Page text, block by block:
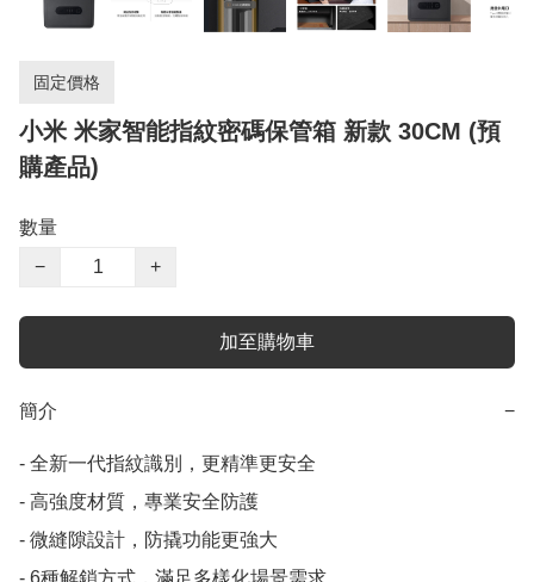
固定價格
小米 米家智能指紋密碼保管箱 新款 30CM (預
購產品)
數量
−
+
加至購物車
簡介 −
- 全新一代指紋識別，更精準更安全
- 高強度材質，專業安全防護
- 微縫隙設計，防撬功能更強大